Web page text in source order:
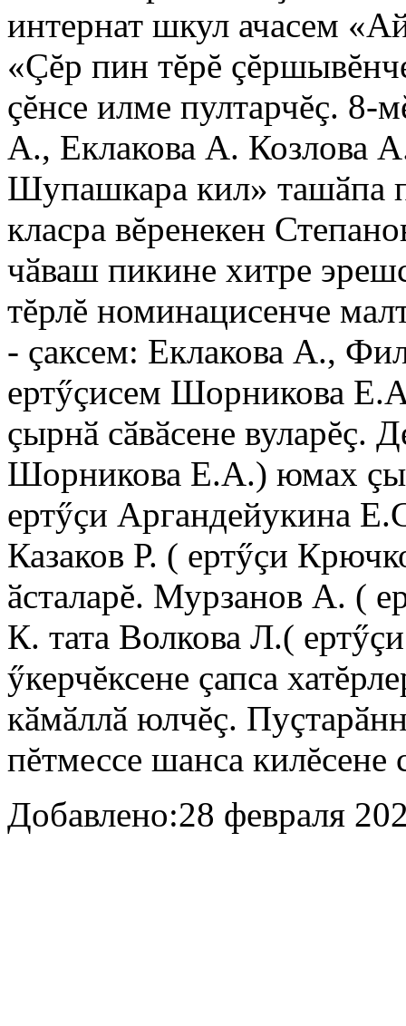
интернат шкул ачасем
«Çĕр пин тĕрĕ
çĕнсе илме пултарчĕç. 8-
А., Еклакова А. Козлова
Шупашкара кил» ташӑпа
класра вĕренекен
чӑваш пикине хитре
тĕрлĕ номинацисенче
- çаксем: Еклакова А.,
ертӳçисем Шорникова
çырнӑ сӑвӑсене вуларĕç.
Шорникова Е.А.) юмах
ертӳçи Аргандейукина
Казаков Р. ( ертӳçи
ӑсталарĕ. Мурзанов А. (
К. тата Волкова Л.(
ӳкерчĕксене çапса
кӑмӑллӑ юлчĕç.
пĕтмессе шанса килĕсене
Добавлено:28 февраля